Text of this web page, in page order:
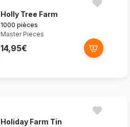
Holly Tree Farm
1000 pièces
Master Pieces
14,95€
Holiday Farm Tin